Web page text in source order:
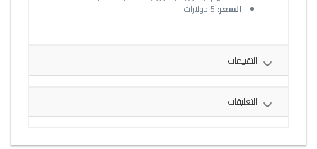
السعر:
التقييمات
التعليقات